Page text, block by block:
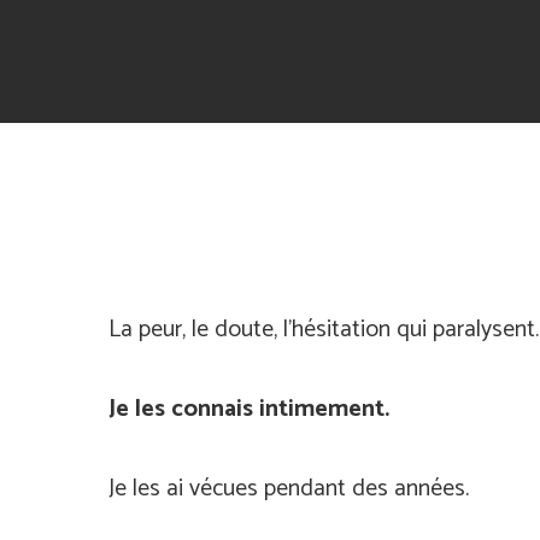
La peur, le doute, l’hésitation qui
Je les connais intimement.
Je les ai vécues pendant des années.